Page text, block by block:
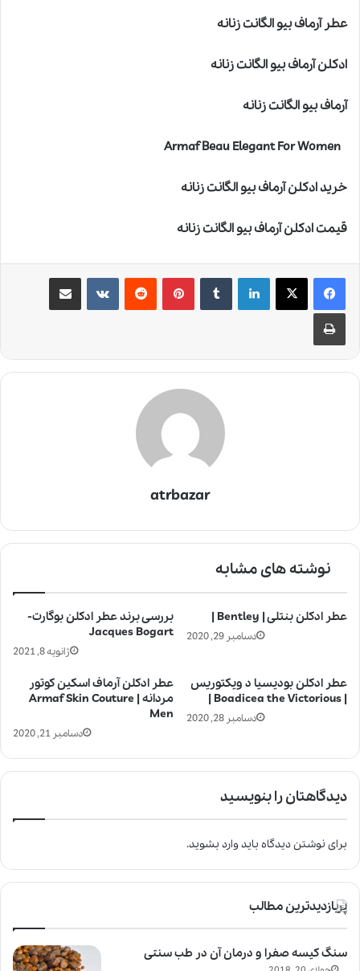
عطر آرماف بیو الگانت زنانه
ادکلن آرماف بیو الگانت زنانه
آرماف بیو الگانت زنانه
خرید ادکلن آرماف بیو الگانت زنانه
قیمت ادکلن آرماف بیو الگانت زنانه
لینکدین ‫تامبلر ‫پین‌ترست‫رددیت ‫VKontakteاشتراک گذاری از طریق ایمیل
چاپ
atrbazar
نوشته های مشابه
بررسی برند عطر ادکلن بوگارت-
Jacques Bogart
ژانویه 8, 2021
عطر ادکلن بنتلی | Bentley |
دسامبر 29, 2020
عطر ادکلن آرماف اسکین کوتور
مردانه | Armaf Skin Couture
Men
دسامبر 21, 2020
عطر ادکلن بودیسیا د ویکتوریس
| Boadicea the Victorious |
دسامبر 28, 2020
دیدگاهتان را بنویسید
برای نوشتن دیدگاه بایدوارد بشوید.
پربازدیدترین مطالب
سنگ کیسه صفرا و درمان آن در طب سنتی